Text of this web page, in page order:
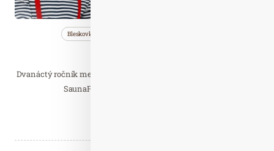
Bleskovky
Dvanáctý ročník mezinárodního festivalu zážitkového saunování
SaunaFest 2024 zve návštěvníky na to…